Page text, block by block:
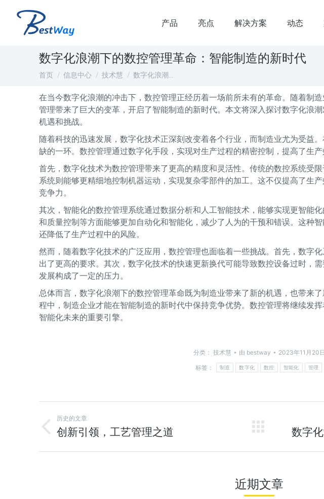
产品 亮点 解决方案 动态
数字化浪潮下的数控管理革命：智能制造的新时代
您在这里：
首页 信息中心 技术慧 数字化浪潮…
在当今数字化浪潮的冲击下，数控管理正经历着一场前所未有的革命。随着制
管理带来了巨大的变革，开启了智能制造的新时代。本文将深入探讨数字化浪
机遇和挑战。
随着科技的迅速发展，数字化技术正深刻改变着各个行业，而制造业尤为受益
缺的一环。数控管理通过数字化手段，实现对生产过程的精密控制，提高了生产
首先，数字化技术为数控管理带来了更高的精度和灵活性。传统的数控系统受
系统则能够更精细地控制机器运动，实现复杂零部件的加工。这不仅提高了生
竞争力。
其次，智能化的数控管理系统通过数据分析和人工智能技术，能够实现更智能
和质量控制等方面能够更加自动化和智能化，减少了人为的干预和错误。这种
还降低了生产过程中的风险。
然而，随着数字化技术的广泛应用，数控管理也面临着一些挑战。首先，数字
出了更高的要求。其次，数字化技术的快速更新换代可能导致数控设备过时，
发展构成了一定的压力。
总体而言，数字化浪潮下的数控管理革命既为制造业带来了新的机遇，也带来
程中，制造企业才能在智能制造的新时代中保持竞争优势。数控管理将继续发
智能化未来的重要引擎。
分类： 技术慧 由 bestway
2023年11月20日
标签：
制造 数字化 数控 智能化 管理
历史的文章
创新引领，工艺管理之道 数字
近期文章